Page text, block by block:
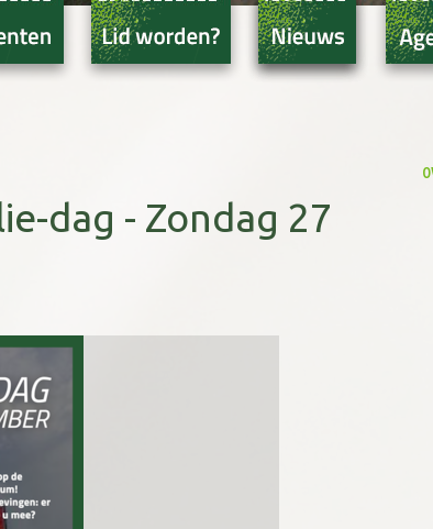
dag - Zondag 27